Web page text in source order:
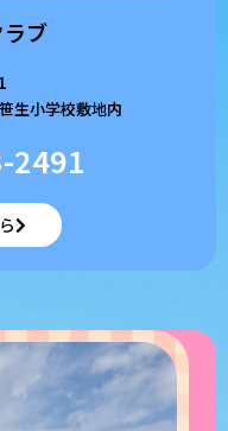
ブ
生小学校敷地内
2491